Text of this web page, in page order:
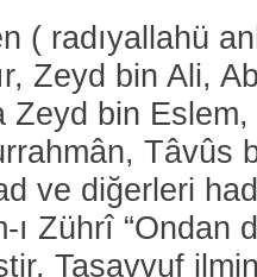
( radıyallahü
Zeyd bin Ali,
Zeyd bin
Tâvûs
ve diğerleri
Zührî “Ondan
Tasavvuf